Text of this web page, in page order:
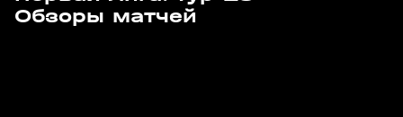
Обзоры матчей
03 авг, 23:57